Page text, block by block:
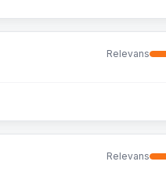
Relevans
Relevans